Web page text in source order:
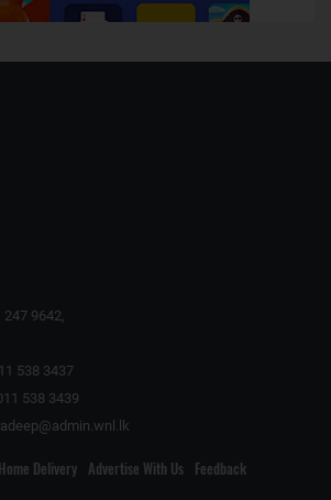
247 9642,
538 3437
538 3439
Home Delivery Advertise With Us Feedback